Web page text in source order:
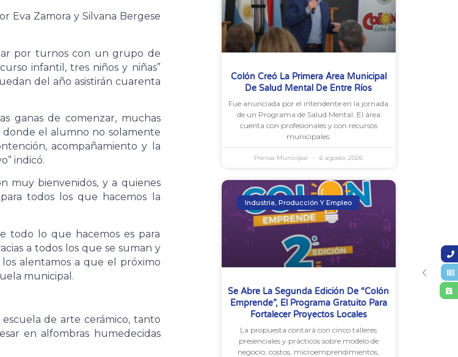
Eva Zamora y Silvana Bergese
por turnos con un grupo de
infantil, tres niños y niñas”
del año asistirán cuarenta
ganas de comenzar, muchas
donde el alumno no solamente
acompañamiento y la
indicó.
muy bienvenidos, y a quienes
todos los que hacemos la
todo lo que hacemos es para
a todos los que se suman y
alentamos a que el próximo
municipal.
escuela de arte cerámico, tanto
en alfombras humedecidas
Colón Creó La Primera Área Municipal
De Salud Mental De Entre Ríos
Fue anunciada por el intendente en la jornada
de un Programa de Salud Mental. El área
cuenta con profesionales y con recursos
municipales.
Prensa Municipal 6 agosto, 2026
Industria, Producción Y Empleo
Se Abre La Segunda Edición De “Colón
Emprende”, El Programa Gratuito Para
Fortalecer Proyectos Locales
La propuesta contará con cinco talleres
presenciales y prácticos sobre modelo de
negocio, costos, microemprendimientos,